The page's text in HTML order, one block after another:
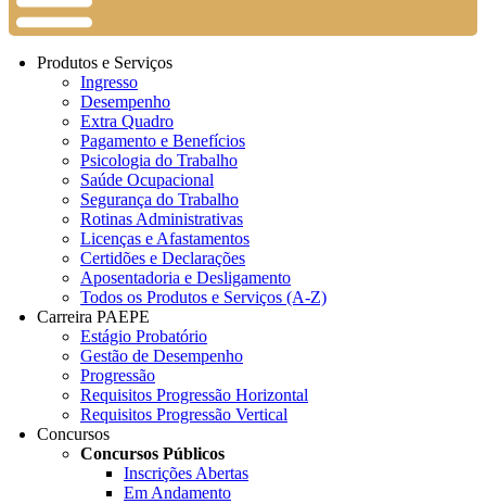
Produtos e Serviços
Ingresso
Desempenho
Extra Quadro
Pagamento e Benefícios
Psicologia do Trabalho
Saúde Ocupacional
Segurança do Trabalho
Rotinas Administrativas
Licenças e Afastamentos
Certidões e Declarações
Aposentadoria e Desligamento
Todos os Produtos e Serviços (A-Z)
Carreira PAEPE
Estágio Probatório
Gestão de Desempenho
Progressão
Requisitos Progressão Horizontal
Requisitos Progressão Vertical
Concursos
Concursos Públicos
Inscrições Abertas
Em Andamento